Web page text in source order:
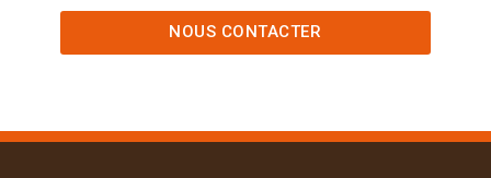
NOUS CONTACTER